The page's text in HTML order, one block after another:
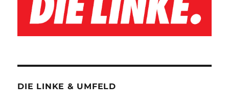
DIE LINKE & UMFELD